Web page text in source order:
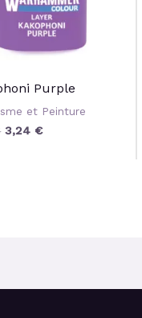
Purple
et Peinture
3,24 €